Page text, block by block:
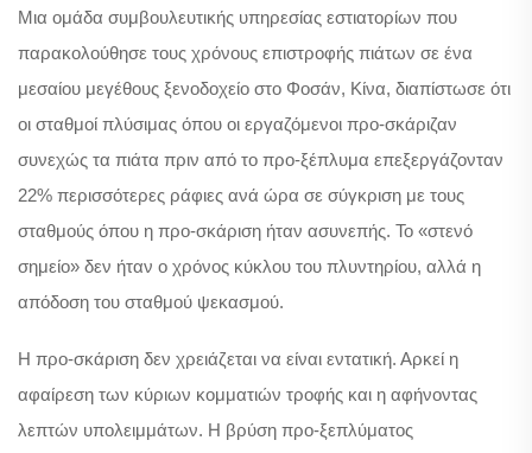
Μια ομάδα συμβουλευτικής υπηρεσίας εστιατορίων που
παρακολούθησε τους χρόνους επιστροφής πιάτων σε ένα
μεσαίου μεγέθους ξενοδοχείο στο Φοσάν, Κίνα, διαπίστωσε ότι
οι σταθμοί πλύσιμας όπου οι εργαζόμενοι προ-σκάριζαν
συνεχώς τα πιάτα πριν από το προ-ξέπλυμα επεξεργάζονταν
22% περισσότερες ράφιες ανά ώρα σε σύγκριση με τους
σταθμούς όπου η προ-σκάριση ήταν ασυνεπής. Το «στενό
σημείο» δεν ήταν ο χρόνος κύκλου του πλυντηρίου, αλλά η
απόδοση του σταθμού ψεκασμού.
Η προ-σκάριση δεν χρειάζεται να είναι εντατική. Αρκεί η
αφαίρεση των κύριων κομματιών τροφής και η αφήνοντας
λεπτών υπολειμμάτων. Η βρύση προ-ξεπλύματος